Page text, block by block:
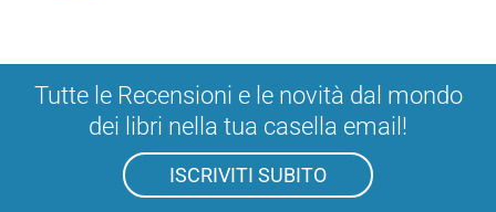
Tutte le Recensioni e le novità dal mondo
dei libri nella tua casella email!
ISCRIVITI SUBITO